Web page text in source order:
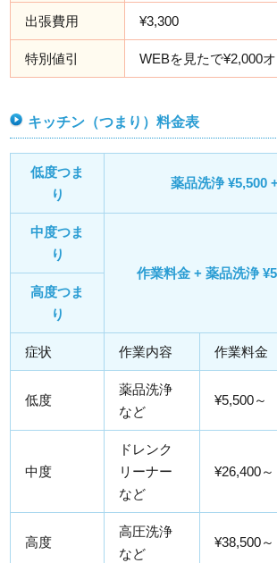
出張費用 ¥3,300
特別値引 WEBを見たで¥2,000
キッチン（つまり）料金表
低度つま
り
薬品洗浄 ¥5,500
中度つま
り
作業料金 + 薬品洗浄
高度つま
り
症状 作業内容 作業料金
低度
薬品洗浄
など
¥5,500～
中度
ドレンク
リーナー
など
¥26,400～
高度
高圧洗浄
など
¥38,500～